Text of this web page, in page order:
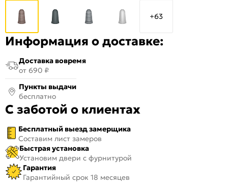
+63
Информация о доставке:
Доставка вовремя
от 690 ₽
Пункты выдачи
бесплатно
С заботой о клиентах
Бесплатный выезд замерщика
Составим лист замеров
Быстрая установка
Установим двери с фурнитурой
Гарантия
Гарантийный срок 18 месяцев